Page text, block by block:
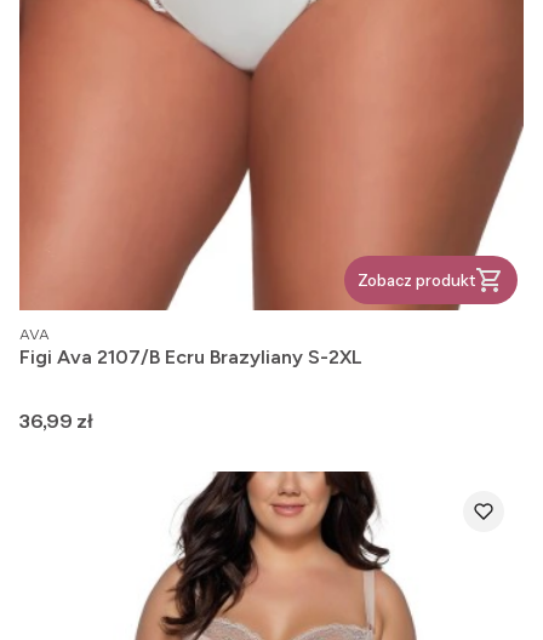
Zobacz produkt
PRODUCENT
AVA
Figi Ava 2107/B Ecru Brazyliany S-2XL
Cena
36,99 zł